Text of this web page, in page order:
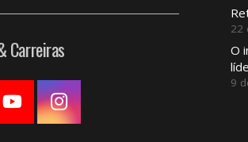
Carreiras
22
O
9